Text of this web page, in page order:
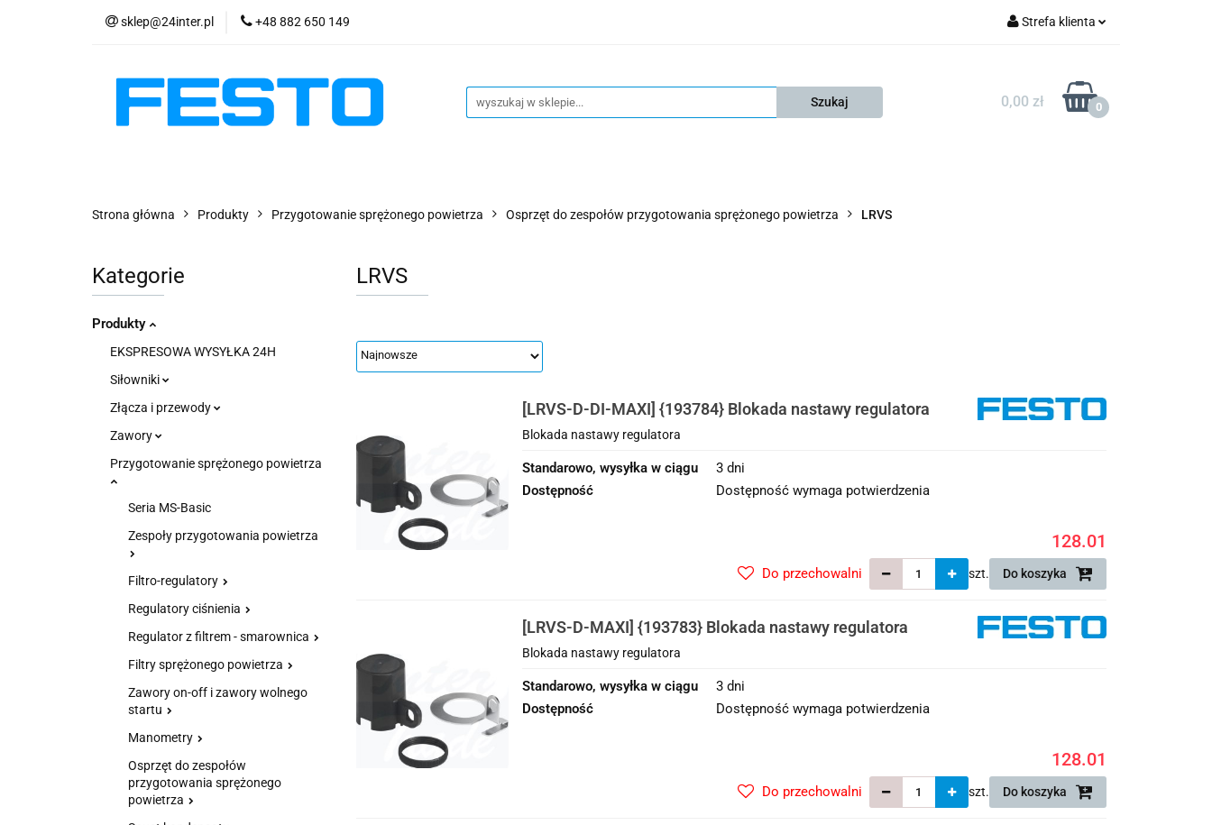
sklep@24inter.pl +48 882 650 149 Strefa klienta
Zarejestruj się
Dodaj zgłoszenie
0,00 zł 0
PRODUKTY
AKTUALNOŚCI KONTAKT KSP
Strona główna Produkty Przygotowanie sprężonego powietrza Osprzęt do zespołów przygotowania sprężonego powietrza LRVS
Kategorie
Produkty
EKSPRESOWA WYSYŁKA 24H
Siłowniki
Złącza i przewody
Zawory
Przygotowanie sprężonego powietrza
Seria MS-Basic
Zespoły przygotowania powietrza
Filtro-regulatory
Regulatory ciśnienia
Regulator z filtrem - smarownica
Filtry sprężonego powietrza
Zawory on-off i zawory wolnego
startu
Manometry
Osprzęt do zespołów
przygotowania sprężonego
powietrza
LRVS
[LRVS-D-DI-MAXI] {193784} Blokada nastawy regulatora
Blokada nastawy regulatora
Standarowo, wysyłka w ciągu
3 dni
Dostępność
Dostępność wymaga potwierdzenia
128.01
szt. Do koszyka
Do przechowalni
[LRVS-D-MAXI] {193783} Blokada nastawy regulatora
Blokada nastawy regulatora
Standarowo, wysyłka w ciągu
3 dni
Dostępność
Dostępność wymaga potwierdzenia
128.01
szt. Do koszyka
Do przechowalni